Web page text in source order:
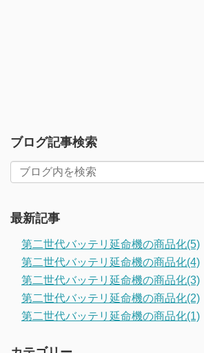
ブログ記事検索
最新記事
第二世代バッテリ延命機の商品化(5)
第二世代バッテリ延命機の商品化(4)
第二世代バッテリ延命機の商品化(3)
第二世代バッテリ延命機の商品化(2)
第二世代バッテリ延命機の商品化(1)